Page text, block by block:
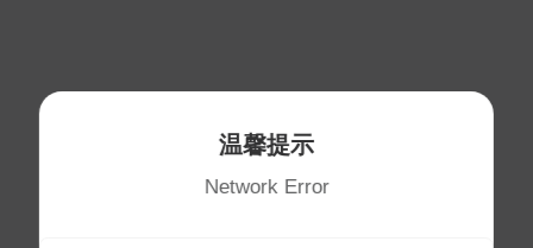
温馨提示
Network Error